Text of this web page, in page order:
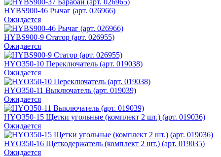
HYBS900-46 Рычаг (арт. 026966)
Ожидается
HYBS900-9 Статор (арт. 026955)
Ожидается
HYO350-10 Переключатель (арт. 019038)
Ожидается
HYO350-11 Выключатель (арт. 019039)
Ожидается
HYO350-15 Щетки угольные (комплект 2 шт.) (арт. 019036)
Ожидается
HYO350-16 Щеткодержатель (комплект 2 шт.) (арт. 019035)
Ожидается